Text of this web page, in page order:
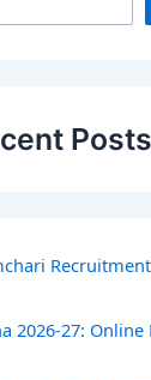
Posts
2026-27: